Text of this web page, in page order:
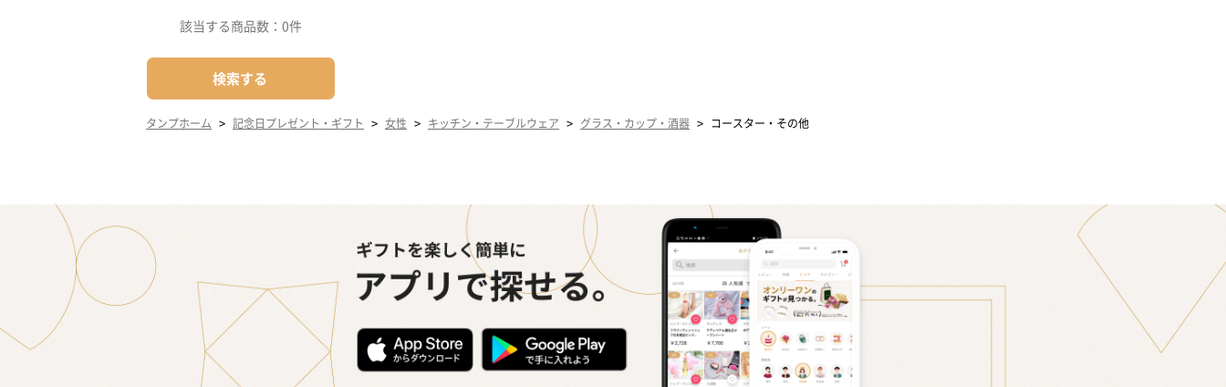
該当する商品数： 0件
検索する
タンプホーム > 記念日プレゼント・ギフト > 女性 > キッチン・テーブルウェア > グラス・カップ・酒器 > コースター・その他